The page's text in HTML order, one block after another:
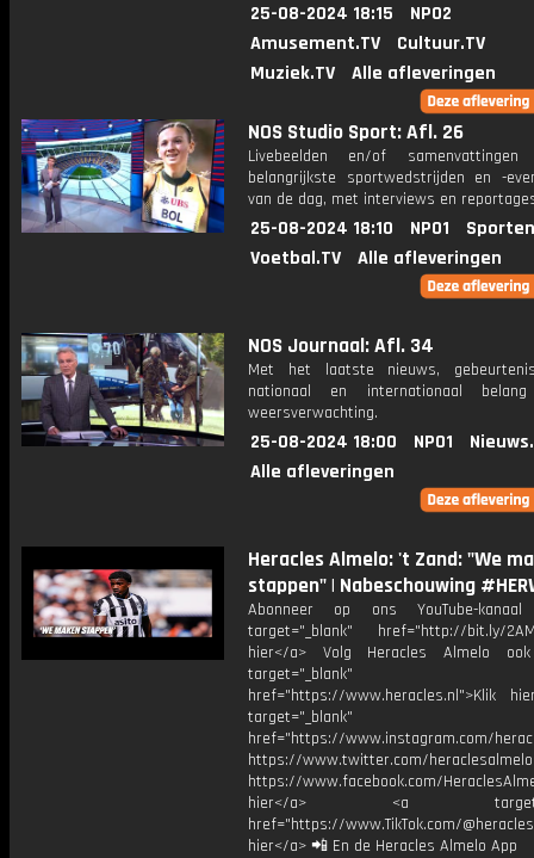
25-08-2024 18:15
NPO2
Amusement.TV
Cultuur.TV
Muziek.TV
Alle afleveringen
NOS Studio Sport: Afl. 26
Livebeelden en/of
belangrijkste sportwedstrijden en -
van de dag, met interviews en
25-08-2024 18:10 NPO1
Voetbal.TV
Alle afleveringen
NOS Journaal: Afl. 34
Met het laatste nieuws,
nationaal en internationaal
weersverwachting.
25-08-2024 18:00 NPO1
Alle afleveringen
Heracles Almelo: 't Zand: "We
stappen" | Nabeschouwing
Abonneer op ons YouTube-
target="_blank" href="http://bit.ly/
hier</a> Volg Heracles Almelo
target="_blank"
href="https://www.heracles.nl">Klik
target="_blank"
href="https://www.instagram.com/
https://www.twitter.com/heraclesalmelo
https://www.facebook.com/
hier</a> <a
href="https://www.TikTok.com/
hier</a> 📲 En de Heracles Almelo App